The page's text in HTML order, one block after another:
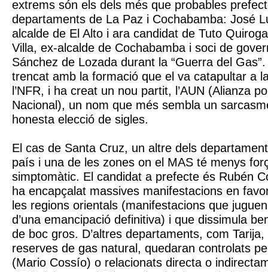
extrems són els dels més que probables
departaments de La Paz i Cochabamba: José
alcalde de El Alto i ara candidat de Tuto
Villa, ex-alcalde de Cochabamba i soci de
Sánchez de Lozada durant la “Guerra del
trencat amb la formació que el va catapultar a
l’NFR, i ha creat un nou partit, l’AUN (Alianza
Nacional), un nom que més sembla un
honesta elecció de sigles.
El cas de Santa Cruz, un altre dels
país i una de les zones on el MAS té menys
simptomàtic. El candidat a prefecte és Rubén
ha encapçalat massives manifestacions en
les regions orientals (manifestacions que
d’una emancipació definitiva) i que dissimula
de boc gros. D’altres departaments, com
reserves de gas natural, quedaran controlats
(Mario Cossío) o relacionats directa o